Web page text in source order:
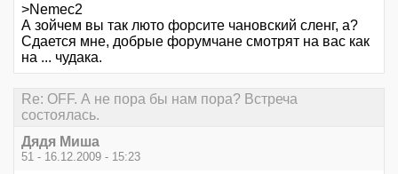
>Nemec2
А зойчем вы так люто форсите чановский сленг, а?
Сдается мне, добрые форумчане смотрят на вас как
на ... чудака.
Re: OFF. А не пора бы нам пора? Встреча
состоялась.
Дядя Миша
51 - 16.12.2009 - 15:23